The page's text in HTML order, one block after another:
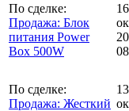
По сделке:
Продажа: Блок
питания Power
Box 500W
16
По сделке:
Продажа: Жесткий
13